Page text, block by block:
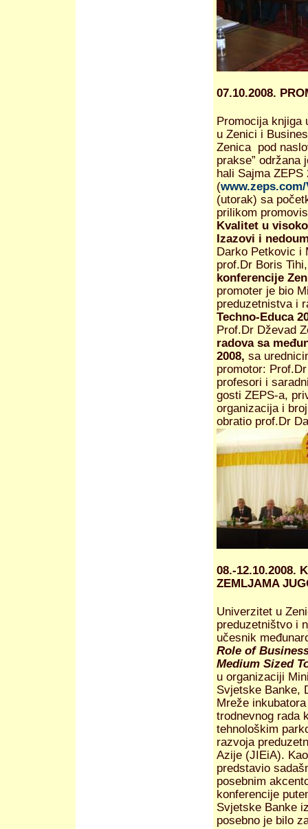
07.10.2008.
Promocija knjiga
u Zenici i
Zenica pod
prakse” održana
hali Sajma ZEPS
(www.zeps.com/
(utorak) sa
prilikom
Kvalitet u
Izazovi i
Darko Petkovic i
prof.Dr Boris
konferencije
promoter je bio
preduzetnistva i
Techno-Educa
Prof.Dr Dževad
radova sa
2008, sa
promotor:
profesori i
gosti ZEPS-a,
organizacija i
obratio prof.Dr
08.-12.10.2008.
ZEMLJAMA
Univerzitet u
preduzetništvo i
učesnik
Role of
Medium Sized
u organizaciji
Svjetske Banke,
Mreže
trodnevnog rada
tehnološkim
razvoja
Azije (JIEiA).
predstavio
posebnim
konferencije
Svjetske Banke
posebno je bilo